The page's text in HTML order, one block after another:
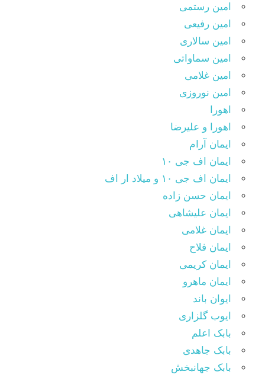
امین رستمی
امین رفیعی
امین سالاری
امین سماواتی
امین غلامی
امین نوروزی
اهورا
اهورا و علیرضا
ایمان آرام
ایمان اف جی ۱۰
ایمان اف جی ۱۰ و میلاد ار اف
ایمان حسن زاده
ایمان علیشاهی
ایمان غلامی
ایمان فلاح
ایمان کریمی
ایمان ماهرو
ایوان باند
ایوب گلزاری
بابک اعلم
بابک جاهدی
بابک جهانبخش